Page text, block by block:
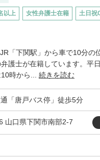
以上 女性弁護士在籍 土日祝
「下関駅」から車で10分の
護士が在籍しています。平
時から... 続きを読む
「唐戸バス停」徒歩5分
山口県下関市南部2-7